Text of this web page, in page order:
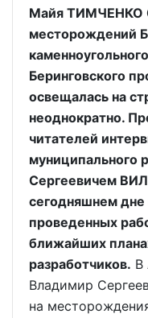
Майя ТИМЧЕНКО
месторождений
Беринговского
освещалась на
неоднократно.
читателей
муниципального
Сергеевичем
сегодняшнем
проведенных
ближайших
разработчиков. В
Владимир
на